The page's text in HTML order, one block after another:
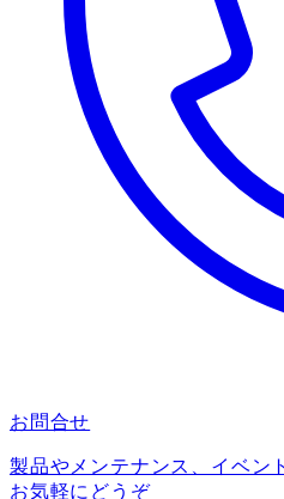
お問合せ
製品やメンテナンス、イベン
お気軽にどうぞ